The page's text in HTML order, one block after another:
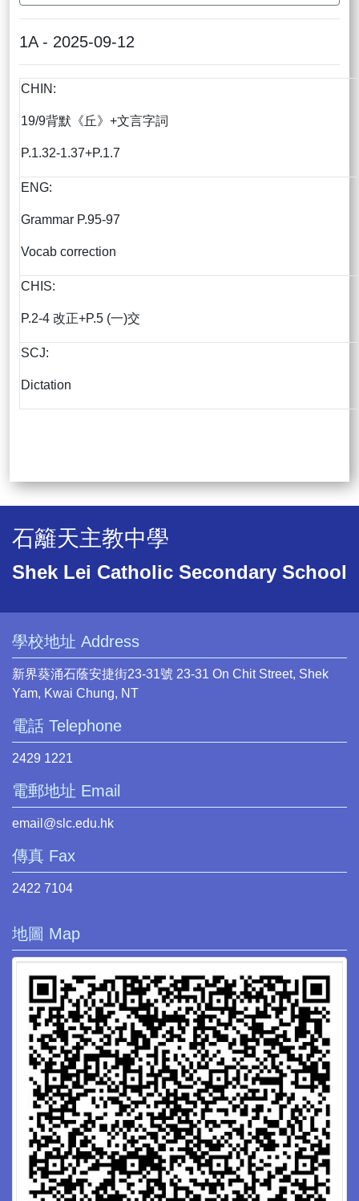
1A - 2025-09-12
CHIN:
19/9背默《丘》+文言字詞
P.1.32-1.37+P.1.7
ENG:
Grammar P.95-97
Vocab correction
CHIS:
P.2-4 改正+P.5 (一)交
SCJ:
Dictation
石籬天主教中學
Shek Lei Catholic Secondary School
學校地址 Address
新界葵涌石蔭安捷街23-31號 23-31 On Chit Street, Shek
Yam, Kwai Chung, NT
電話 Telephone
2429 1221
電郵地址 Email
email@slc.edu.hk
傳真 Fax
2422 7104
地圖 Map